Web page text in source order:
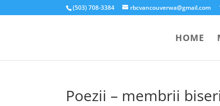
(503) 708-3384 rbcvancouverwa@gmail.com
HOME
Poezii – membrii